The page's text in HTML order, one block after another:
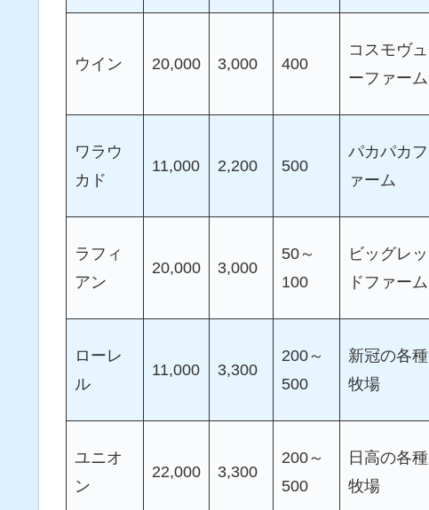
ウイン 20,000 3,000 400
コスモヴュ
ーファーム
ワラウ
カド
11,000 2,200 500
パカパカフ
ァーム
ラフィ
アン
20,000 3,000
50～
100
ビッグレッ
ドファーム
ローレ
ル
11,000 3,300
200～
500
新冠の各種
牧場
ユニオ
ン
22,000 3,300
200～
500
日高の各種
牧場